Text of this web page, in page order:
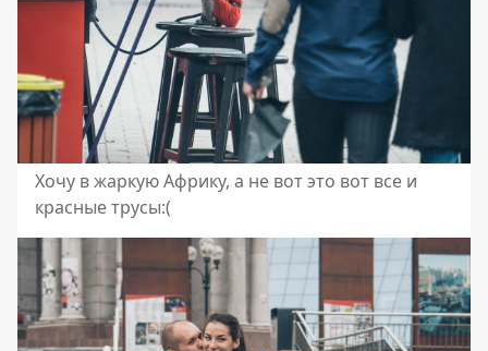
Хочу в жаркую Африку, а не вот это вот все и
красные трусы:(